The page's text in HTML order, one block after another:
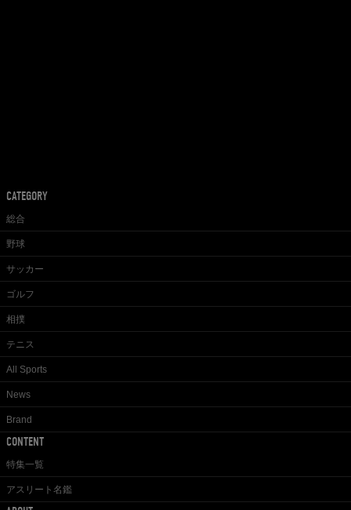
CATEGORY
総合
野球
サッカー
ゴルフ
相撲
テニス
All Sports
News
Brand
CONTENT
特集一覧
アスリート名鑑